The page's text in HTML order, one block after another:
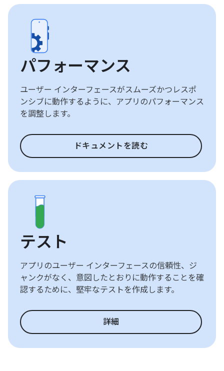
パフォーマンス
ユーザー インターフェースがスムーズかつレスポ
ンシブに動作するように、アプリのパフォーマンス
を調整します。
ドキュメントを読む
テスト
アプリのユーザー インターフェースの信頼性、ジ
ャンクがなく、意図したとおりに動作することを確
認するために、堅牢なテストを作成します。
詳細